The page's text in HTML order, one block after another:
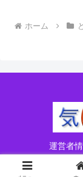
ホーム
運営者
Copyright ©